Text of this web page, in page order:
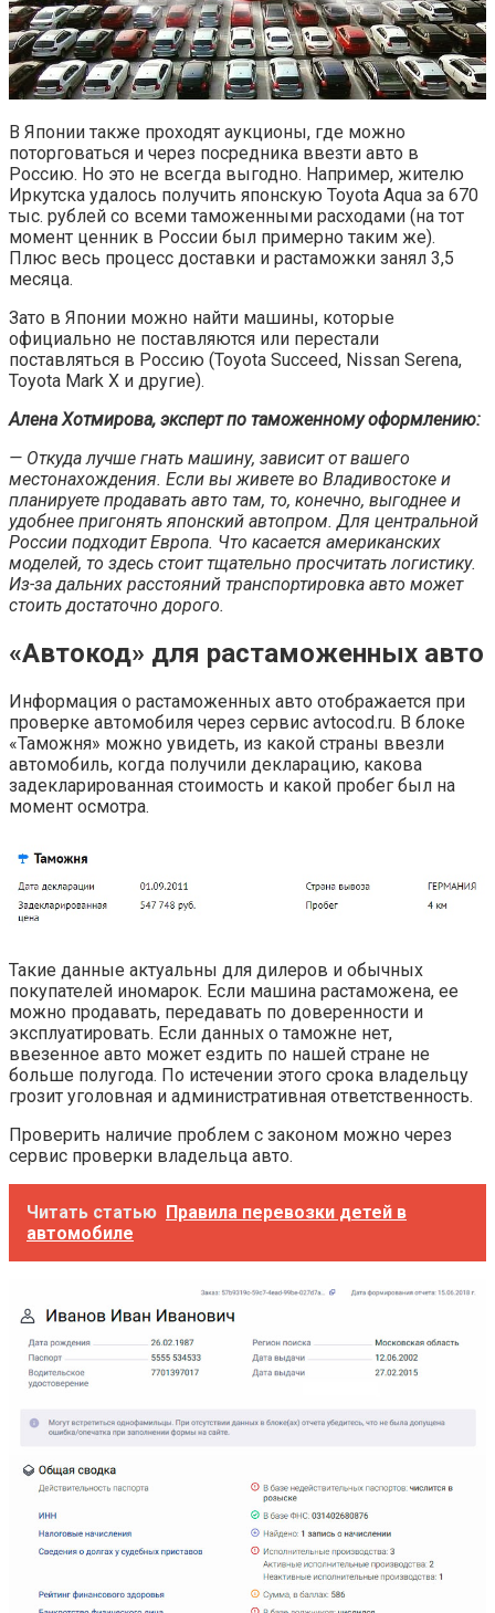
В Японии также проходят аукционы, где можно
поторговаться и через посредника ввезти авто в
Россию. Но это не всегда выгодно. Например, жителю
Иркутска удалось получить японскую Toyota Aqua за 670
тыс. рублей со всеми таможенными расходами (на тот
момент ценник в России был примерно таким же).
Плюс весь процесс доставки и растаможки занял 3,5
месяца.
Зато в Японии можно найти машины, которые
официально не поставляются или перестали
поставляться в Россию (Toyota Succeed, Nissan Serena,
Toyota Mark X и другие).
Алена Хотмирова, эксперт по таможенному оформлению:
— Откуда лучше гнать машину, зависит от вашего
местонахождения. Если вы живете во Владивостоке и
планируете продавать авто там, то, конечно, выгоднее и
удобнее пригонять японский автопром. Для центральной
России подходит Европа. Что касается американских
моделей, то здесь стоит тщательно просчитать логистику.
Из-за дальних расстояний транспортировка авто может
стоить достаточно дорого.
«Автокод» для растаможенных авто
Информация о растаможенных авто отображается при
проверке автомобиля через сервис avtocod.ru. В блоке
«Таможня» можно увидеть, из какой страны ввезли
автомобиль, когда получили декларацию, какова
задекларированная стоимость и какой пробег был на
момент осмотра.
Такие данные актуальны для дилеров и обычных
покупателей иномарок. Если машина растаможена, ее
можно продавать, передавать по доверенности и
эксплуатировать. Если данных о таможне нет,
ввезенное авто может ездить по нашей стране не
больше полугода. По истечении этого срока владельцу
грозит уголовная и административная ответственность.
Проверить наличие проблем с законом можно через
сервис проверки владельца авто.
Читать статью Правила перевозки детей в
автомобиле